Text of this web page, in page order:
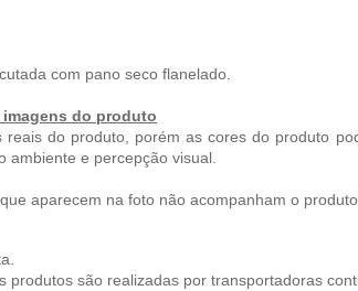
com pano seco flanelado.
do produto
reais do produto, porém as cores do produto
ambiente e percepção visual.
aparecem na foto não acompanham o produto.
produtos são realizadas por transportadoras